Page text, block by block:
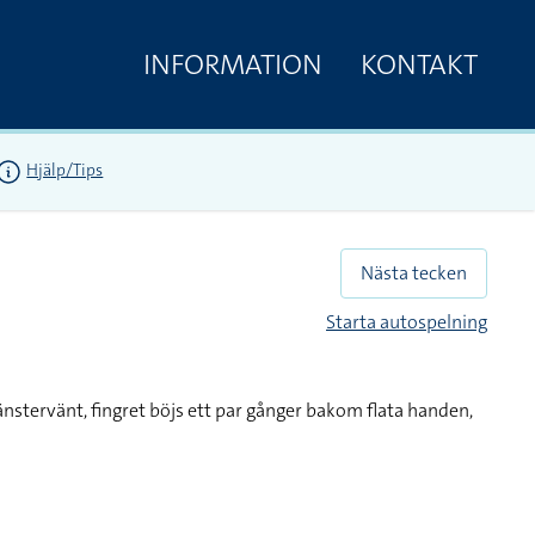
INFORMATION KONTAKT
Hjälp/Tips
Nästa tecken
Starta autospelning
fingret böjs ett par gånger bakom flata handen,